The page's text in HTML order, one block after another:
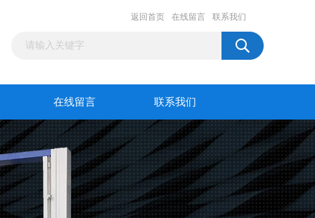
返回首页 在线留言 联系我们
在线留言 联系我们